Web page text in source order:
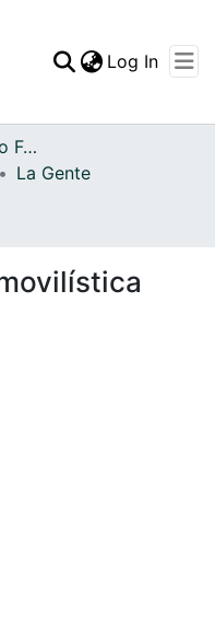
Statistics
Log In
Archivo del Patrimonio Fotográfico y Fílmico del Valle del Cauca
La Gente